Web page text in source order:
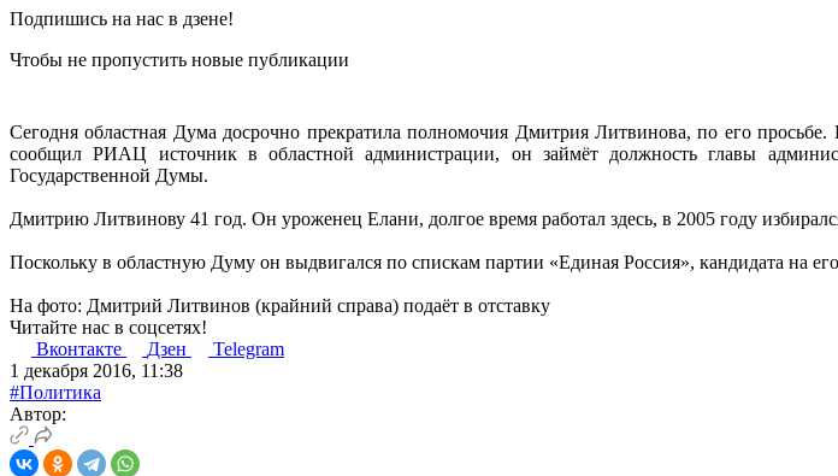
Подпишись на нас в дзене!
Чтобы не пропустить новые публикации
Сегодня областная Дума досрочно прекратила полномочия Дмитрия Литвинова, по его
сообщил РИАЦ источник в областной администрации, он займёт должность главы
Государственной Думы.
Дмитрию Литвинову 41 год. Он уроженец Елани, долгое время работал здесь, в 2005 году
Поскольку в областную Думу он выдвигался по спискам партии «Единая Россия», кандидата на
На фото: Дмитрий Литвинов (крайний справа) подаёт в отставку
Читайте нас в соцсетях!
Вконтакте
Дзен
Telegram
1 декабря 2016, 11:38
#Политика
Автор: